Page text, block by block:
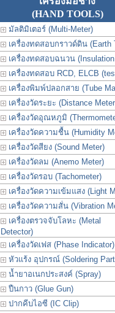
(HAND TOOLS)
มัลติมิเตอร์ (Multi-Meter)
เครื่องทดสอบกราวด์ดิน (Earth
เครื่องทดสอบฉนวน
เครื่องทดสอบ RCD, ELCB
เครื่องพิมพ์ปลอกสาย (Tube
เครื่องวัดระยะ (Distance
เครื่องวัดอุณหภูมิ
เครื่องวัดความชื้น (Humidity
เครื่องวัดสียง (Sound Meter)
เครื่องวัดลม (Anemo Meter)
เครื่องวัดรอบ (Tachometer)
เครื่องวัดความเข้มแสง (Light
เครื่องวัดความสั่น (Vibration
เครื่องตรวจจับโลหะ (Metal
Detector)
เครื่องวัดเฟส (Phase Indicator)
หัวแร้ง อุปกรณ์ (Soldering
น้ำยาอเนกประสงค์ (Spray)
ปืนกาว (Glue Gun)
ปากคีบไอซี (IC Clip)